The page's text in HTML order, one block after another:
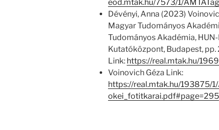
eod.mtak.hu/7573/1/
Dévényi, Anna (2023)
Magyar Tudományos
Tudományos Akadémia,
Kutatóközpont, Budapest,
Link: https://real.mtak.hu/
Voinovich Géza Link:
https://real.mtak.hu/193875/
okei_fotitkarai.pdf#page=295